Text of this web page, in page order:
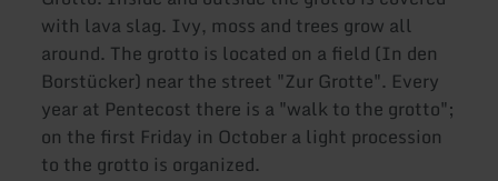
with lava slag. Ivy, moss and trees grow all
around. The grotto is located on a field (In den
Borstücker) near the street "Zur Grotte". Every
year at Pentecost there is a "walk to the grotto";
on the first Friday in October a light procession
to the grotto is organized.